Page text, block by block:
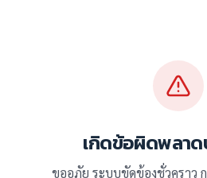
เกิดข้อผิดพลาด
ขออภัย ระบบขัดข้องชั่วคราว